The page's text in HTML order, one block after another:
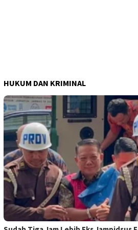
HUKUM DAN KRIMINAL